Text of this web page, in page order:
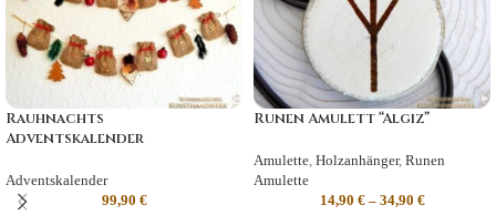
Rauhnachts
Adventskalender
Adventskalender
99,90 €
Runen Amulett “Algiz”
Amulette, Holzanhänger, Runen
Amulette
14,90 €– 34,90 €